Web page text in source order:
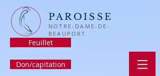
PAROISSE
NOTRE-DAME-DE-
BEAUPORT
Feuillet
Don/capitation